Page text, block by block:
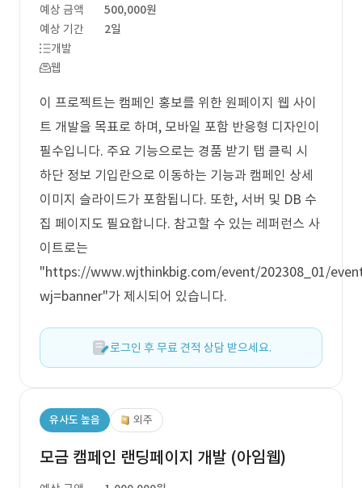
예상 금액
500,000원
예상 기간
2일
개발
웹
이 프로젝트는 캠페인 홍보를 위한 원페이지 웹 사이
트 개발을 목표로 하며, 모바일 포함 반응형 디자인이
필수입니다. 주요 기능으로는 경품 받기 탭 클릭 시
하단 정보 기입란으로 이동하는 기능과 캠페인 상세
이미지 슬라이드가 포함됩니다. 또한, 서버 및 DB 수
집 페이지도 필요합니다. 참고할 수 있는 레퍼런스 사
이트로는
"https://www.wjthinkbig.com/event/202308_01/
wj=banner"가 제시되어 있습니다.
로그인 후 무료 견적 상담 받으세요.
유사도 높음 외주
모금 캠페인 랜딩페이지 개발 (아임웹)